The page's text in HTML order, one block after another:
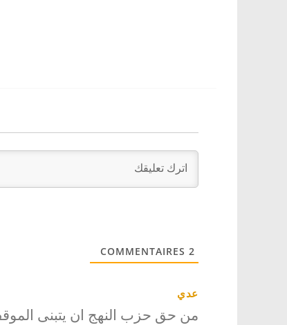
2
عدي
من حق حزب النهج ان يتبنى